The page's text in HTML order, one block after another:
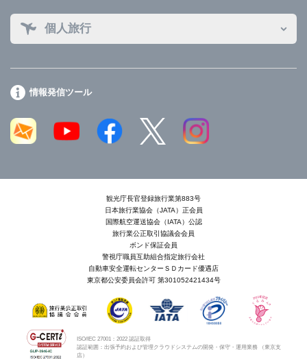
個人旅行
情報発信ツール
観光庁長官登録旅行業第883号
日本旅行業協会（JATA）正会員
国際航空運送協会（IATA）公認
旅行業公正取引協議会会員
ボンド保証会員
警視庁職員互助組合指定旅行会社
自動車安全運転センターＳＤカード優遇店
東京都公安委員会許可 第301052421434号
ISO/IEC 27001：2022 認証取得
認証範囲：出張予約および管理クラウドシステムの開発・保守・運用業務 （東京支
店）